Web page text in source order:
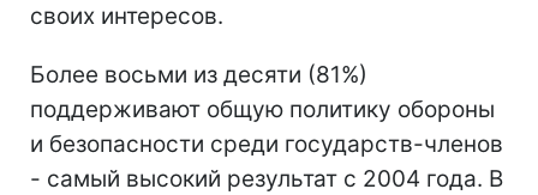
своих интересов.
Более восьми из десяти (81%)
поддерживают общую политику обороны
и безопасности среди государств-членов
- самый высокий результат с 2004 года. В